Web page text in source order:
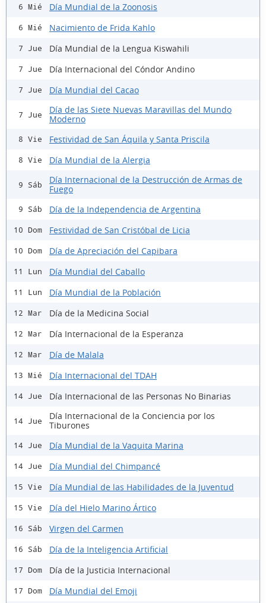
6 Mié Día Mundial de la Zoonosis
6 Mié Nacimiento de Frida Kahlo
7 Jue Día Mundial de la Lengua Kiswahili
7 Jue Día Internacional del Cóndor Andino
7 Jue Día Mundial del Cacao
7 Jue
Día de las Siete Nuevas Maravillas del Mundo
Moderno
8 Vie Festividad de San Áquila y Santa Priscila
8 Vie Día Mundial de la Alergia
9 Sáb
Día Internacional de la Destrucción de Armas de
Fuego
9 Sáb Día de la Independencia de Argentina
10 Dom Festividad de San Cristóbal de Licia
10 Dom Día de Apreciación del Capibara
11 Lun Día Mundial del Caballo
11 Lun Día Mundial de la Población
12 Mar Día de la Medicina Social
12 Mar Día Internacional de la Esperanza
12 Mar Día de Malala
13 Mié Día Internacional del TDAH
14 Jue Día Internacional de las Personas No Binarias
14 Jue
Día Internacional de la Conciencia por los
Tiburones
14 Jue Día Mundial de la Vaquita Marina
14 Jue Día Mundial del Chimpancé
15 Vie Día Mundial de las Habilidades de la Juventud
15 Vie Día del Hielo Marino Ártico
16 Sáb Virgen del Carmen
16 Sáb Día de la Inteligencia Artificial
17 Dom Día de la Justicia Internacional
17 Dom Día Mundial del Emoji